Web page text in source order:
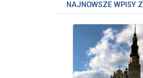
NAJNOWSZE WPISY Z